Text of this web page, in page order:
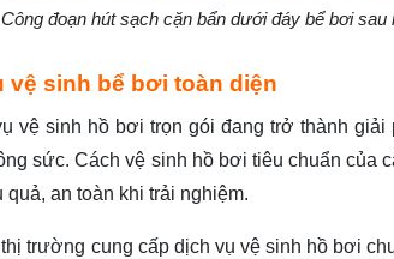
Công đoạn hút sạch cặn bẩn dưới đáy bể bơi
vệ sinh bể bơi toàn diện
vệ sinh hồ bơi trọn gói đang trở thành
sức. Cách vệ sinh hồ bơi tiêu chuẩn của
an toàn khi trải nghiệm.
trường cung cấp dịch vụ vệ sinh hồ bơi